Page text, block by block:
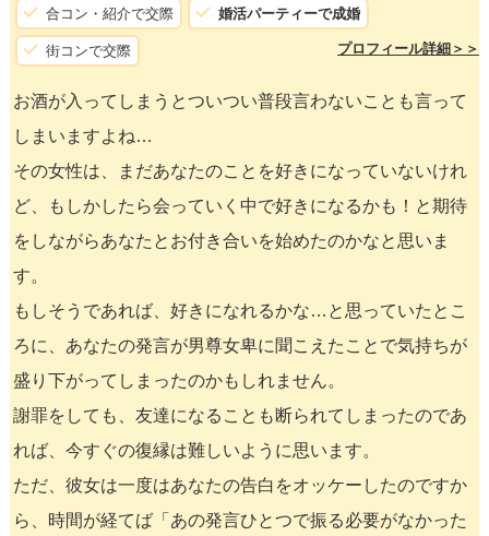
合コン・紹介で交際 婚活パーティーで成婚
街コンで交際 プロフィール詳細＞＞
お酒が入ってしまうとついつい普段言わないことも言って
しまいますよね…
その女性は、まだあなたのことを好きになっていないけれ
ど、もしかしたら会っていく中で好きになるかも！と期待
をしながらあなたとお付き合いを始めたのかなと思いま
す。
もしそうであれば、好きになれるかな…と思っていたとこ
ろに、あなたの発言が男尊女卑に聞こえたことで気持ちが
盛り下がってしまったのかもしれません。
謝罪をしても、友達になることも断られてしまったのであ
れば、今すぐの復縁は難しいように思います。
ただ、彼女は一度はあなたの告白をオッケーしたのですか
ら、時間が経てば「あの発言ひとつで振る必要がなかった